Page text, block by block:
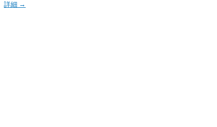
詳細 →